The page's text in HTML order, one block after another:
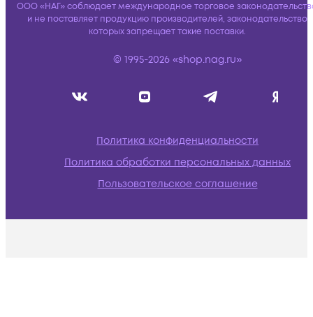
ООО «НАГ» соблюдает международное торговое
и не поставляет продукцию производителей, законодательство
которых запрещает такие поставки.
© 1995-2026 «shop.nag.ru»
Политика конфиденциальности
Политика обработки персональных данных
Пользовательское соглашение